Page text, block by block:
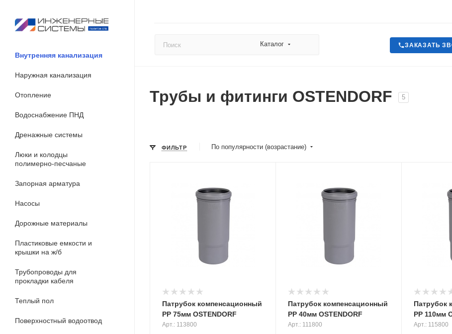
Каталог ЗАКАЗАТЬ
Внутренняя канализация
Наружная канализация
Отопление
Водоснабжение ПНД
Дренажные системы
Люки и колодцы
полимерно-песчаные
Запорная арматура
Насосы
Дорожные материалы
Пластиковые емкости и
крышки на ж/б
Трубопроводы для
прокладки кабеля
Теплый пол
Поверхностный водоотвод
Трубы и фитинги OSTENDORF 5
ФИЛЬТР По популярности (возрастание)
Патрубок компенсационный
PP 75мм OSTENDORF
Арт.: 113800
Патрубок компенсационный
PP 40мм OSTENDORF
Арт.: 111800
Патрубок
PP 110мм
Арт.: 115800